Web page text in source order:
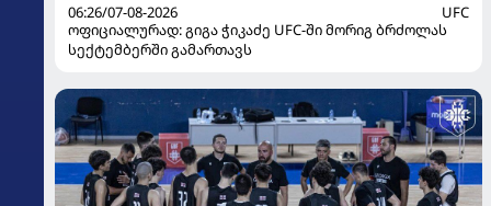
06:26/07-08-2026
UFC
ოფიციალურად: გიგა ჭიკაძე UFC-ში მორიგ ბრძოლას
სექტემბერში გამართავს